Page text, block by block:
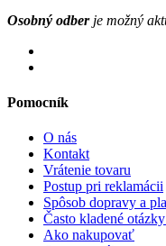
Osobný odberje možný
Pomocník
O nás
Kontakt
Vrátenie tovaru
Postup pri reklamácii
Spôsob dopravy a
Často kladené
Ako nakupovať